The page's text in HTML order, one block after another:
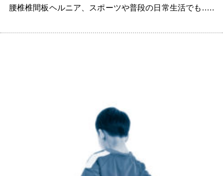
腰椎椎間板ヘルニア、スポーツや普段の日常生活でも…..